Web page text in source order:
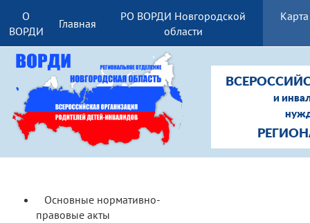
О
ВОРДИ
Главная
РО ВОРДИ Новгородской
области
и
Основные нормативно-
правовые акты